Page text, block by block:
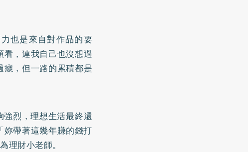
也是來自對作品的要
，連我自己也沒想過
，但一路的累積都是
烈，理想生活最終還
帶著這幾年賺的錢打
理財小老師。